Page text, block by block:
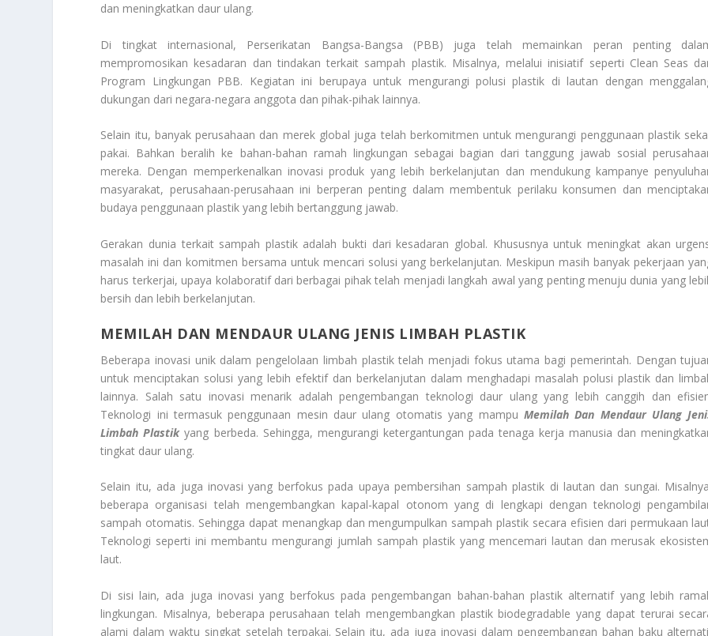
dan meningkatkan daur ulang.
Di tingkat internasional, Perserikatan Bangsa-Bangsa (PBB) juga telah memainkan peran penting
mempromosikan kesadaran dan tindakan terkait sampah plastik. Misalnya, melalui inisiatif seperti Clean Seas
Program Lingkungan PBB. Kegiatan ini berupaya untuk mengurangi polusi plastik di lautan dengan
dukungan dari negara-negara anggota dan pihak-pihak lainnya.
Selain itu, banyak perusahaan dan merek global juga telah berkomitmen untuk mengurangi penggunaan plastik
pakai. Bahkan beralih ke bahan-bahan ramah lingkungan sebagai bagian dari tanggung jawab sosial
mereka. Dengan memperkenalkan inovasi produk yang lebih berkelanjutan dan mendukung kampanye
masyarakat, perusahaan-perusahaan ini berperan penting dalam membentuk perilaku konsumen dan
budaya penggunaan plastik yang lebih bertanggung jawab.
Gerakan dunia terkait sampah plastik adalah bukti dari kesadaran global. Khususnya untuk meningkat akan
masalah ini dan komitmen bersama untuk mencari solusi yang berkelanjutan. Meskipun masih banyak pekerjaan
harus terkerjai, upaya kolaboratif dari berbagai pihak telah menjadi langkah awal yang penting menuju dunia yang
bersih dan lebih berkelanjutan.
MEMILAH DAN MENDAUR ULANG JENIS LIMBAH PLASTIK
Beberapa inovasi unik dalam pengelolaan limbah plastik telah menjadi fokus utama bagi pemerintah. Dengan
untuk menciptakan solusi yang lebih efektif dan berkelanjutan dalam menghadapi masalah polusi plastik dan
lainnya. Salah satu inovasi menarik adalah pengembangan teknologi daur ulang yang lebih canggih dan
Teknologi ini termasuk penggunaan mesin daur ulang otomatis yang mampu Memilah Dan Mendaur Ulang
Limbah Plastikyang berbeda. Sehingga, mengurangi ketergantungan pada tenaga kerja manusia dan
tingkat daur ulang.
Selain itu, ada juga inovasi yang berfokus pada upaya pembersihan sampah plastik di lautan dan sungai.
beberapa organisasi telah mengembangkan kapal-kapal otonom yang di lengkapi dengan teknologi
sampah otomatis. Sehingga dapat menangkap dan mengumpulkan sampah plastik secara efisien dari permukaan
Teknologi seperti ini membantu mengurangi jumlah sampah plastik yang mencemari lautan dan merusak
laut.
Di sisi lain, ada juga inovasi yang berfokus pada pengembangan bahan-bahan plastik alternatif yang lebih
lingkungan. Misalnya, beberapa perusahaan telah mengembangkan plastik biodegradable yang dapat terurai
alami dalam waktu singkat setelah terpakai. Selain itu, ada juga inovasi dalam pengembangan bahan baku